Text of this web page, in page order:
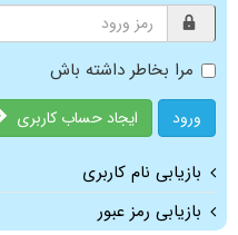
مرا بخاطر داشته باش
ورود ایجاد حساب کاربری
بازیابی نام کاربری
بازیابی رمز عبور